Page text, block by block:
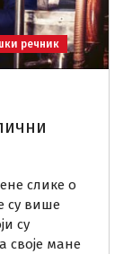
речник
слике о
су више
су
своје мане